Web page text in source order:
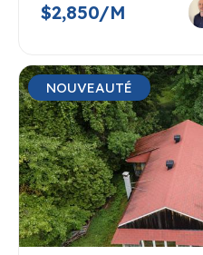
$2,850/M
NOUVEAUTÉ